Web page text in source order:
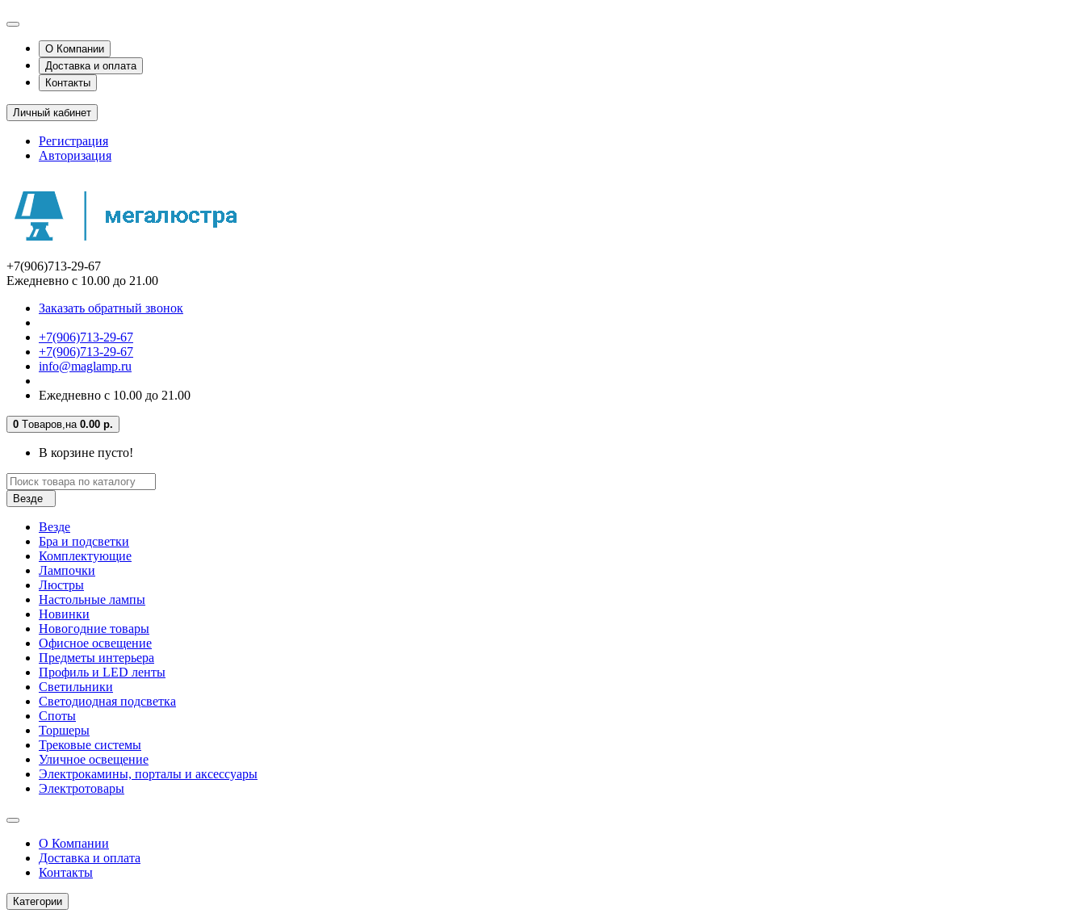
О Компании
Доставка и оплата
Контакты
Личный кабинет
Регистрация
Авторизация
+7(906)713-29-67
Ежедневно с 10.00 до 21.00
Заказать обратный звонок
+7(906)713-29-67
+7(906)713-29-67
info@maglamp.ru
Ежедневно с 10.00 до 21.00
0 Tоваров,на 0.00 р.
В корзине пусто!
Везде
Везде
Бра и подсветки
Комплектующие
Лампочки
Люстры
Настольные лампы
Новинки
Новогодние товары
Офисное освещение
Предметы интерьера
Профиль и LED ленты
Светильники
Светодиодная подсветка
Споты
Торшеры
Трековые системы
Уличное освещение
Электрокамины, порталы и аксессуары
Электротовары
О Компании
Доставка и оплата
Контакты
Категории